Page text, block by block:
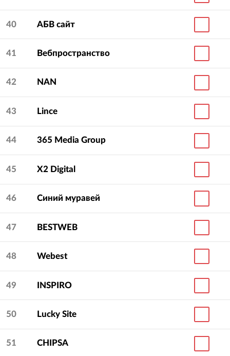
40 АБВ сайт
41 Вебпространство
42 NAN
43 Lince
44 365 Media Group
45 X2 Digital
46 Синий муравей
47 BESTWEB
48 Webest
49 INSPIRO
50 Lucky Site
51 CHIPSA